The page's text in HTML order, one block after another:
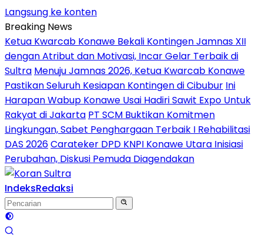
Langsung ke konten
Breaking News
Ketua Kwarcab Konawe Bekali Kontingen Jamnas XII
dengan Atribut dan Motivasi, Incar Gelar Terbaik di
Sultra Menuju Jamnas 2026, Ketua Kwarcab Konawe
Pastikan Seluruh Kesiapan Kontingen di Cibubur Ini
Harapan Wabup Konawe Usai Hadiri Sawit Expo Untuk
Rakyat di Jakarta PT SCM Buktikan Komitmen
Lingkungan, Sabet Penghargaan Terbaik I Rehabilitasi
DAS 2026Carateker DPD KNPI Konawe Utara Inisiasi
Perubahan, Diskusi Pemuda Diagendakan
IndeksRedaksi